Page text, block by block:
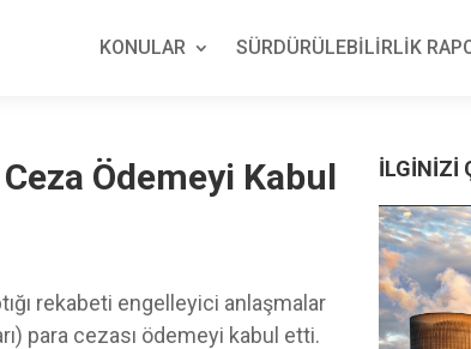
KONULAR SÜRDÜRÜLEBİLİRLİK
Ödemeyi Kabul
rekabeti engelleyici anlaşmalar
para cezası ödemeyi kabul etti.
İLGİNİZİ